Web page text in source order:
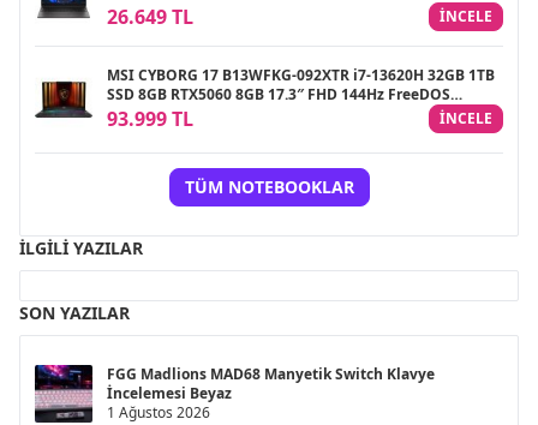
26.649 TL INCELE
MSI CYBORG 17 B13WFKG-092XTR i7-13620H 32GB 1TB
SSD 8GB RTX5060 8GB 17.3″ FHD 144Hz FreeDOS
Gaming Notebook
93.999 TL INCELE
TÜM NOTEBOOKLAR
İLGILI YAZILAR
SON YAZILAR
FGG Madlions MAD68 Manyetik Switch Klavye
İncelemesi Beyaz
1 Ağustos 2026